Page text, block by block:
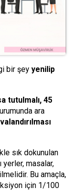
bir şey yenilip
tutulmalı, 45
ara
sık dokunulan
yerler, masalar,
Bu amaçla,
için 1/100